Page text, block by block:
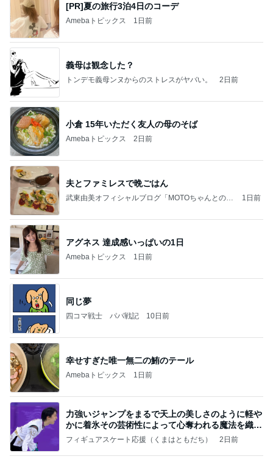
[PR]夏の旅行3泊4日のコーデ
Amebaトピックス 1日前
義母は観念した？
トンデモ義母ンヌからのストレスがヤバい。 2日前
小倉 15年いただく友人の母のそば
Amebaトピックス 2日前
夫とファミレスで晩ごはん
武東由美オフィシャルブログ「MOTOちゃんとのは
1日前
アグネス 達成感いっぱいの1日
Amebaトピックス 1日前
同じ夢
四コマ戦士 パパ戦記 10日前
幸せすぎた唯一無二の鮪のテール
Amebaトピックス 1日前
力強いジャンプをまるで天上の美しさのように軽や
かに着氷その芸術性によって心奪われる魔法を織り
なす
フィギュアスケート応援（くまはともだち） 2日前